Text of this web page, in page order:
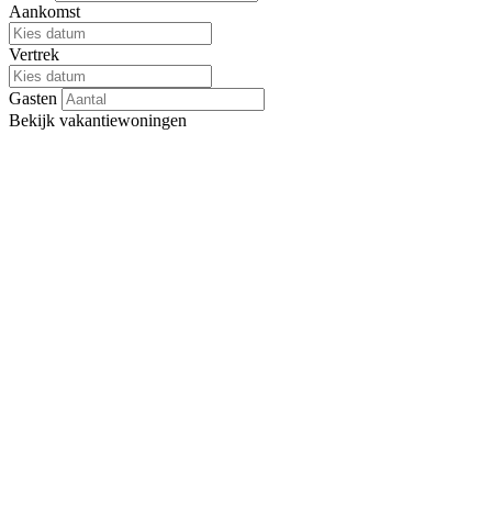
Aankomst
Vertrek
Gasten
Bekijk vakantiewoningen